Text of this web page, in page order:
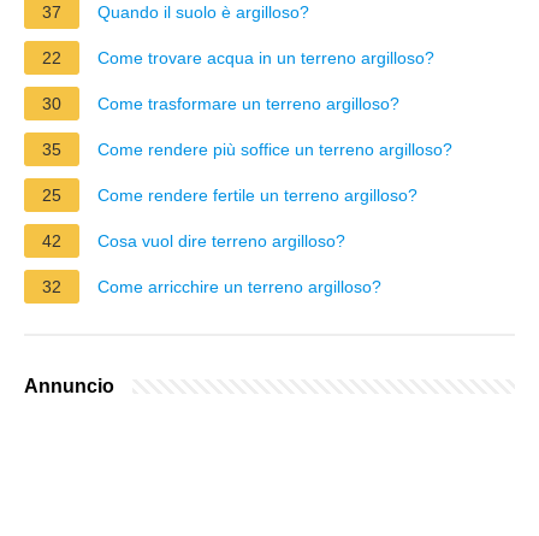
37 Quando il suolo è argilloso?
22 Come trovare acqua in un terreno argilloso?
30 Come trasformare un terreno argilloso?
35 Come rendere più soffice un terreno argilloso?
25 Come rendere fertile un terreno argilloso?
42 Cosa vuol dire terreno argilloso?
32 Come arricchire un terreno argilloso?
Annuncio